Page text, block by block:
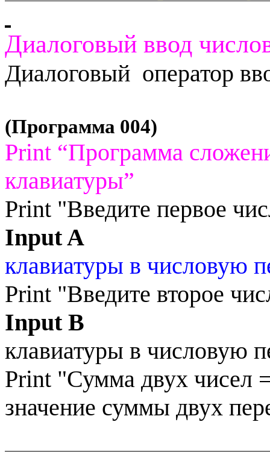
Диалоговый ввод
Диалоговый оператор
(Программа 004)
Print “Программа
клавиатуры”
Print "Введите первое
InputA
клавиатуры в числовую
Print "Введите второе
Input B
клавиатуры в числовую
Print "Сумма двух чисел
значение суммы двух